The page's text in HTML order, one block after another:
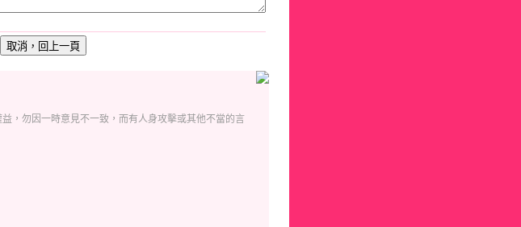
，勿因一時意見不一致，而有人身攻擊或其他不當的言